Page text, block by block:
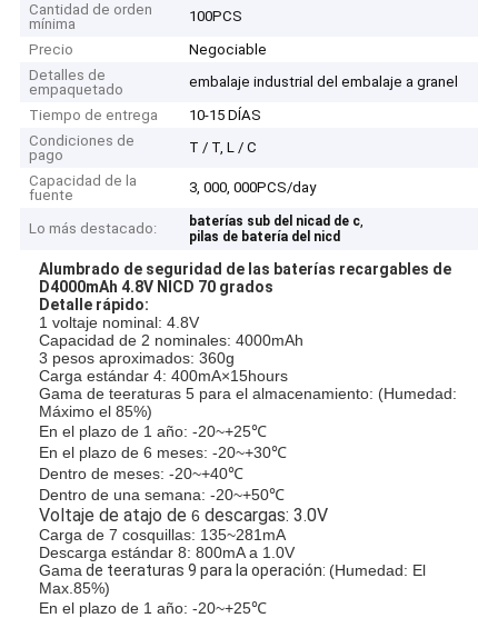
Cantidad de orden
mínima
100PCS
Precio
Negociable
Detalles de
empaquetado
embalaje industrial del embalaje a granel
Tiempo de entrega
10-15 DÍAS
Condiciones de
pago
T / T, L / C
Capacidad de la
fuente
3, 000, 000PCS/day
Lo más destacado: baterías sub del nicad de c,
pilas de batería del nicd
Alumbrado de seguridad de las baterías recargables de
D4000mAh 4.8V NICD 70 grados
Detalle rápido:
1 voltaje nominal: 4.8V
Capacidad de 2 nominales: 4000mAh
3 pesos aproximados: 360g
Carga estándar 4: 400mA×15hours
Gama de teeraturas 5 para el almacenamiento: (Humedad:
Máximo el 85%)
En el plazo de 1 año: -20~+25℃
En el plazo de 6 meses: -20~+30℃
Dentro de meses: -20~+40℃
Dentro de una semana: -20~+50℃
Voltaje de atajo de 6descargas: 3.0V
Carga de 7cosquillas: 135~281mA
Descarga estándar 8: 800mA a 1.0V
Gama de teeraturas 9 para la operación: (Humedad: El
Max.85%)
En el plazo de 1 año: -20~+25℃